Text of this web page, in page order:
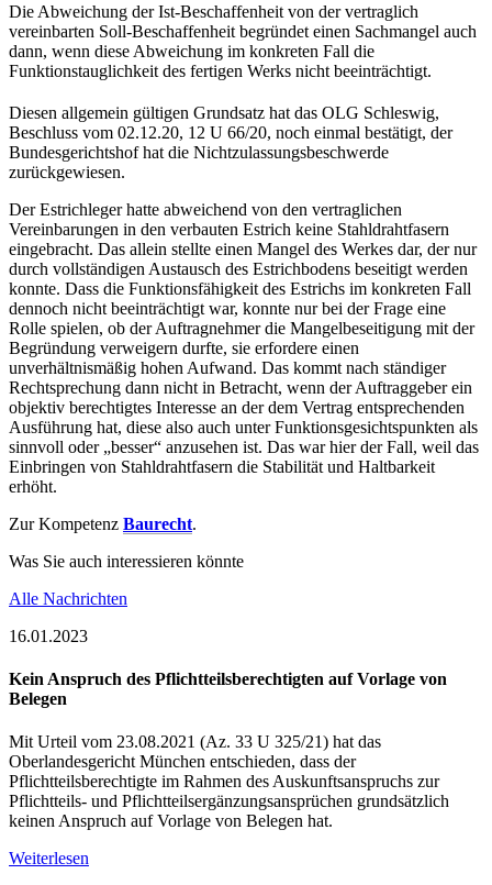
Die Abweichung der Ist-Beschaffenheit von der vertraglich
vereinbarten Soll-Beschaffenheit begründet einen Sachmangel auch
dann, wenn diese Abweichung im konkreten Fall die
Funktionstauglichkeit des fertigen Werks nicht beeinträchtigt.
Diesen allgemein gültigen Grundsatz hat das OLG Schleswig,
Beschluss vom 02.12.20, 12 U 66/20, noch einmal bestätigt, der
Bundesgerichtshof hat die Nichtzulassungsbeschwerde
zurückgewiesen.
Der Estrichleger hatte abweichend von den vertraglichen
Vereinbarungen in den verbauten Estrich keine Stahldrahtfasern
eingebracht. Das allein stellte einen Mangel des Werkes dar, der nur
durch vollständigen Austausch des Estrichbodens beseitigt werden
konnte. Dass die Funktionsfähigkeit des Estrichs im konkreten Fall
dennoch nicht beeinträchtigt war, konnte nur bei der Frage eine
Rolle spielen, ob der Auftragnehmer die Mangelbeseitigung mit der
Begründung verweigern durfte, sie erfordere einen
unverhältnismäßig hohen Aufwand. Das kommt nach ständiger
Rechtsprechung dann nicht in Betracht, wenn der Auftraggeber ein
objektiv berechtigtes Interesse an der dem Vertrag entsprechenden
Ausführung hat, diese also auch unter Funktionsgesichtspunkten als
sinnvoll oder „besser“ anzusehen ist. Das war hier der Fall, weil das
Einbringen von Stahldrahtfasern die Stabilität und Haltbarkeit
erhöht.
Zur Kompetenz Baurecht.
Was Sie auch interessieren könnte
Alle Nachrichten
16.01.2023
Kein Anspruch des Pflichtteilsberechtigten auf Vorlage von
Belegen
Mit Urteil vom 23.08.2021 (Az. 33 U 325/21) hat das
Oberlandesgericht München entschieden, dass der
Pflichtteilsberechtigte im Rahmen des Auskunftsanspruchs zur
Pflichtteils- und Pflichtteilsergänzungsansprüchen grundsätzlich
keinen Anspruch auf Vorlage von Belegen hat.
Weiterlesen